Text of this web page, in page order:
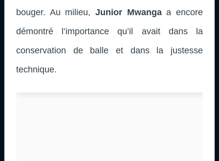
bouger. Au milieu, Junior Mwangaa encore
démontré l’importance qu’il avait dans la
conservation de balle et dans la justesse
technique.